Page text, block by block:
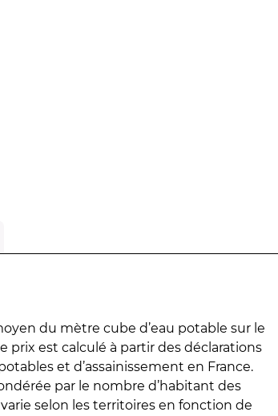
du mètre cube d’eau potable sur le
prix est calculé à partir des déclarations
et d’assainissement en France.
par le nombre d’habitant des
selon les territoires en fonction de